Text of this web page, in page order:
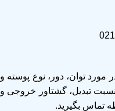
مورد توان، دور، نوع پوسته و
تبدیل، گشتاور خروجی و
تماس بگیرید.